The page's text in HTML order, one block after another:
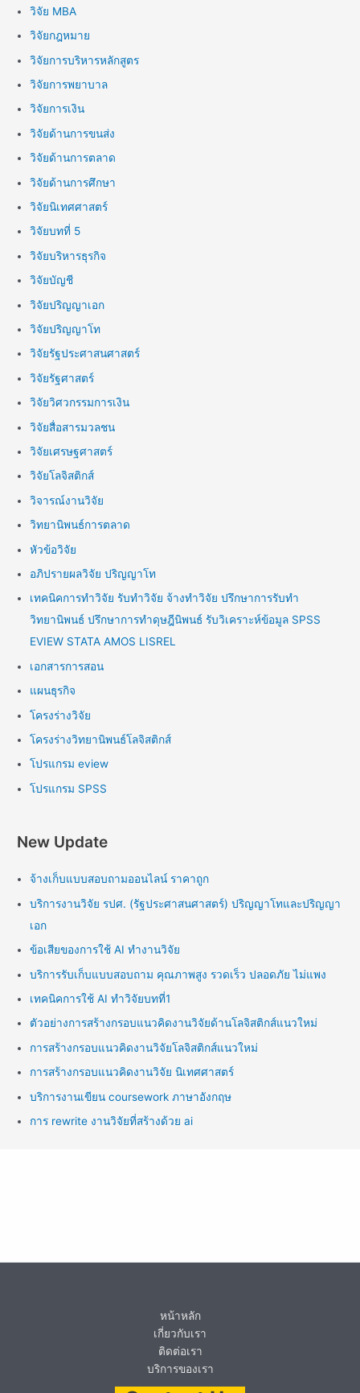
วิจัย MBA
วิจัยกฎหมาย
วิจัยการบริหารหลักสูตร
วิจัยการพยาบาล
วิจัยการเงิน
วิจัยด้านการขนส่ง
วิจัยด้านการตลาด
วิจัยด้านการศึกษา
วิจัยนิเทศศาสตร์
วิจัยบทที่ 5
วิจัยบริหารธุรกิจ
วิจัยบัญชี
วิจัยปริญญาเอก
วิจัยปริญญาโท
วิจัยรัฐประศาสนศาสตร์
วิจัยรัฐศาสตร์
วิจัยวิศวกรรมการเงิน
วิจัยสื่อสารมวลชน
วิจัยเศรษฐศาสตร์
วิจัยโลจิสติกส์
วิจารณ์งานวิจัย
วิทยานิพนธ์การตลาด
หัวข้อวิจัย
อภิปรายผลวิจัย ปริญญาโท
เทคนิคการทำวิจัย รับทำวิจัย จ้างทำวิจัย ปรึกษาการรับทำ
วิทยานิพนธ์ ปรึกษาการทำดุษฎีนิพนธ์ รับวิเคราะห์ข้อมูล SPSS
EVIEW STATA AMOS LISREL
เอกสารการสอน
แผนธุรกิจ
โครงร่างวิจัย
โครงร่างวิทยานิพนธ์โลจิสติกส์
โปรแกรม eview
โปรแกรม SPSS
New Update
จ้างเก็บแบบสอบถามออนไลน์ ราคาถูก
บริการงานวิจัย รปศ. (รัฐประศาสนศาสตร์) ปริญญาโทและปริญญา
เอก
ข้อเสียของการใช้ AI ทำงานวิจัย
บริการรับเก็บแบบสอบถาม คุณภาพสูง รวดเร็ว ปลอดภัย ไม่แพง
เทคนิคการใช้ AI ทำวิจัยบทที่1
ตัวอย่างการสร้างกรอบแนวคิดงานวิจัยด้านโลจิสติกส์แนวใหม่
การสร้างกรอบแนวคิดงานวิจัยโลจิสติกส์แนวใหม่
การสร้างกรอบแนวคิดงานวิจัย นิเทศศาสตร์
บริการงานเขียน coursework ภาษาอังกฤษ
การ rewrite งานวิจัยที่สร้างด้วย ai
หน้าหลัก
เกี่ยวกับเรา
ติดต่อเรา
บริการของเรา